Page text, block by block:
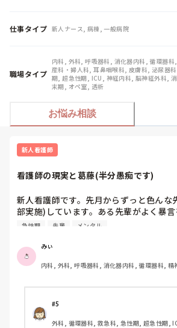
仕事タイプ 新人ナース, 病棟, 一般病院
職場タイプ
内科, 外科, 呼吸器科, 消化器内科, 循環器科
産科・婦人科, 耳鼻咽喉科, 皮膚科, 泌尿器
期, 超急性期, ICU, 神経内科, 脳神経外科,
末期, オペ室, 透析
お悩み相談
新人看護師
看護師の現実と葛藤(半分愚痴です)
新人看護師です。先月からずっと色ん
部実施)しています。ある先輩がよく暴
交換時、水様便多量にあり、その患者さ
染リスクが高いし早く綺麗にしてあげな
みていたいですよね早く気づけなくてす
すからね」と意識レベル低い方ですが
かしその先輩は、「あーマジかよめんど
いながら、新しいオムツを当てた時水
「丁寧になんて拭かなくていいから早く
と雑に対応し強制終了しました。便は陰
急性期 先輩 メンタル
みぃ
内科, 外科, 呼吸器科, 消化器内科, 循環器科, 精
科, 消化器外科, 一般病院, 慢性期, 回復期, 終末
#5
外科, 循環器科, 救急科, 急性期, 超急性期,